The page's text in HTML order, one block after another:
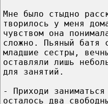
Мне было стыдно
творилось у меня
чувством она
сложно. Пьяный батя
младшие сестры,
оставляли лишь
для занятий.
- Приходи
осталось два